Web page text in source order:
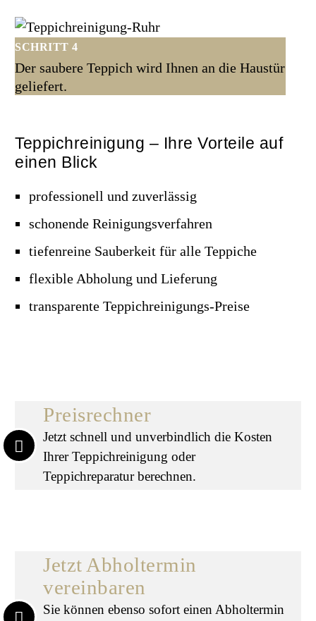
SCHRITT 4
Der saubere Teppich wird Ihnen an die Haustür
geliefert.
Teppichreinigung – Ihre Vorteile auf
einen Blick
professionell und zuverlässig
schonende Reinigungsverfahren
tiefenreine Sauberkeit für alle Teppiche
flexible Abholung und Lieferung
transparente Teppichreinigungs-Preise
Preisrechner
Jetzt schnell und unverbindlich die Kosten
Ihrer Teppichreinigung oder
Teppichreparatur berechnen.
Jetzt Abholtermin
vereinbaren
Sie können ebenso sofort einen Abholtermin